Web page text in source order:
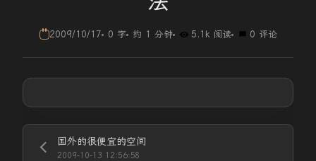
2009/10/17 0 字 约 1 分钟 5.1k 阅读 0 评论
国外的很便宜的空间
2009-10-13 12:56:58